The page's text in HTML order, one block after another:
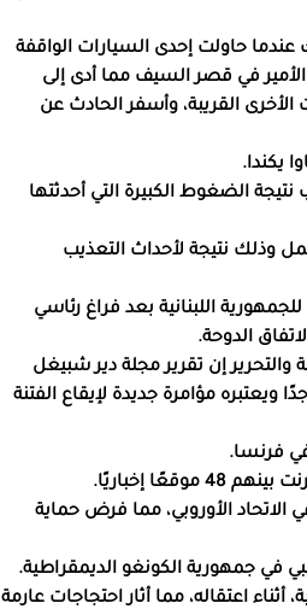
عندما حاولت إحدى السيارات الواقفة
في قصر السيف مما أدى إلى
القريبة، وأسفر الحادث عن
نتيجة الضغوط الكبيرة التي أحدثتها
وذلك نتيجة لأحداث التعذيب
اللبنانية بعد فراغ رئاسي
الدوحة.
والتحرير إن تقرير مجلة دير شبيغل
ويعتبره مؤامرة جديدة لإيقاع الفتنة
الاتحاد الأوروبي، مما فرض حماية
أثناء اعتقاله، مما أثار احتجاجات عارمة